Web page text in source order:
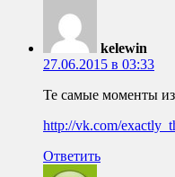
kelewin
27.06.2015 в 03:33
Те самые моменты
http://vk.com/
Ответить